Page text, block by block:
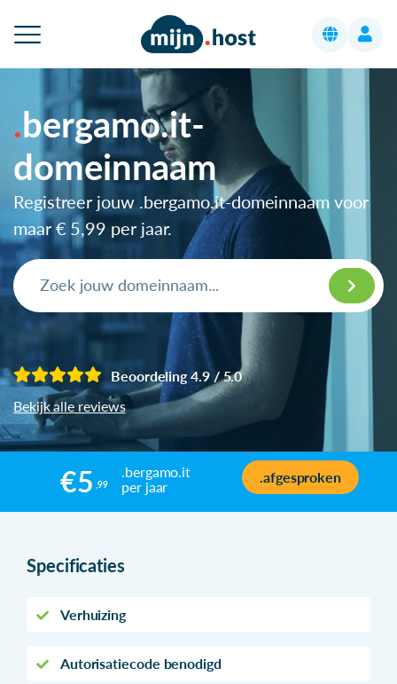
bergamo.it-
domeinnaam
Registreer jouw .bergamo.it-domeinnaam voor
maar € 5,99 per jaar.
Beoordeling 4.9 / 5.0
Bekijk alle reviews
€5 ,99
.bergamo.it
per jaar
.afgesproken
Specificaties
Verhuizing
Autorisatiecode benodigd